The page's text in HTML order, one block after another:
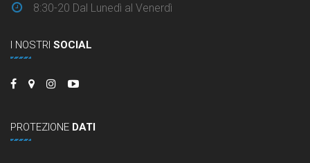
8:30-20 Dal Lunedì al Venerdì
I NOSTRI SOCIAL
PROTEZIONE DATI